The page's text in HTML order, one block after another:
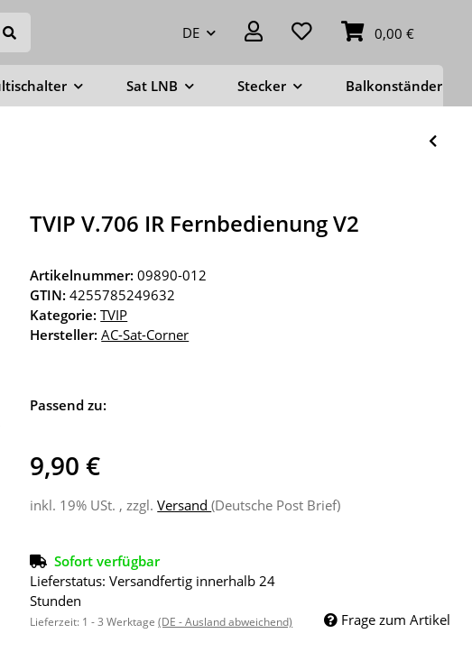
DE 0,00 €
Sat LNB Stecker Balkonständer
TVIP V.706 IR Fernbedienung V2
Artikelnummer:09890-012
GTIN: 4255785249632
Kategorie:TVIP
Hersteller: AC-Sat-Corner
Passend zu:
9,90 €
inkl. 19% USt. , zzgl.Versand(Deutsche Post Brief)
Sofort verfügbar
Lieferstatus: Versandfertig innerhalb 24
Stunden
Lieferzeit: 1 - 3 Werktage(DE - Ausland abweichend) Frage zum Artikel